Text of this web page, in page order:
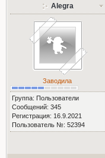
Alegra
Заводила
Группа: Пользователи
Сообщений: 345
Регистрация: 16.9.2021
Пользователь №: 52394